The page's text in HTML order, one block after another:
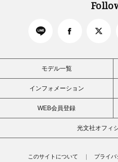
モデル一覧
インフォメーション
WEB会員登録
光文社オフィ
このサイトについて プライバ